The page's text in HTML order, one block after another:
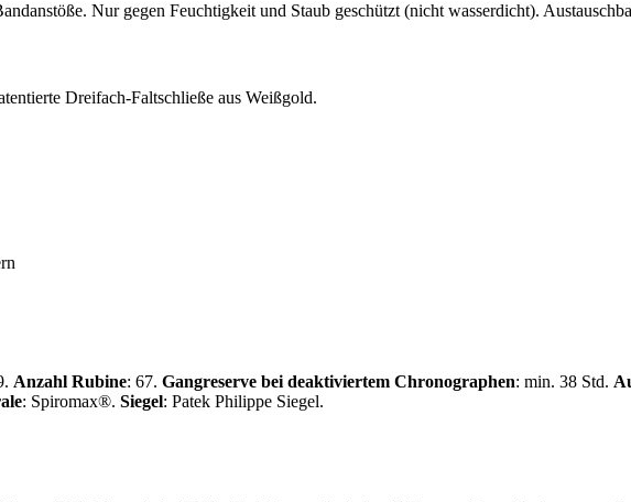
Nur gegen Feuchtigkeit und Staub geschützt (nicht wasserdicht).
Dreifach-Faltschließe aus Weißgold.
Anzahl Rubine: 67. Gangreserve bei deaktiviertem Chronographen: min. 38 Std.
: Spiromax®. Siegel: Patek Philippe Siegel.